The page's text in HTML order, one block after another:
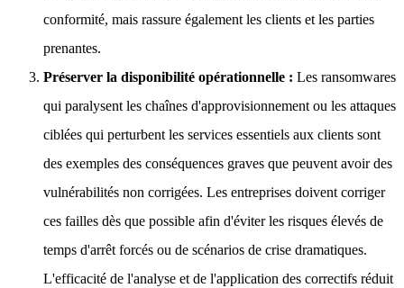
conformité, mais rassure également les clients et les parties
prenantes.
Préserver la disponibilité opérationnelle : Les ransomwares
qui paralysent les chaînes d'approvisionnement ou les attaques
ciblées qui perturbent les services essentiels aux clients sont
des exemples des conséquences graves que peuvent avoir des
vulnérabilités non corrigées. Les entreprises doivent corriger
ces failles dès que possible afin d'éviter les risques élevés de
temps d'arrêt forcés ou de scénarios de crise dramatiques.
L'efficacité de l'analyse et de l'application des correctifs réduit